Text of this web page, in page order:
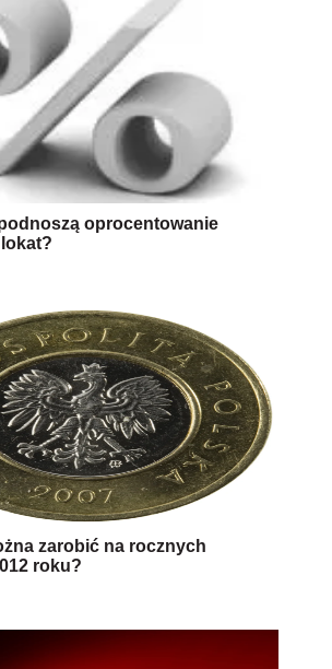
oprocentowanie
zarobić na rocznych
roku?